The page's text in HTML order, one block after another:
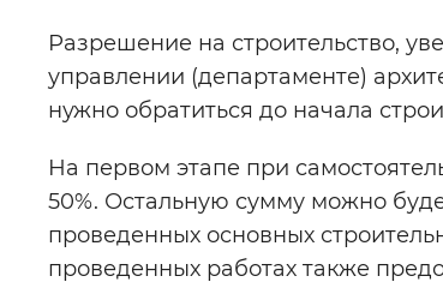
Разрешение на строительство,
управлении (департаменте)
нужно обратиться до начала
На первом этапе при
50%. Остальную сумму можно
проведенных основных
проведенных работах также